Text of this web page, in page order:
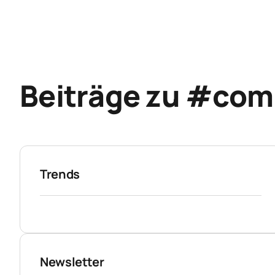
Beiträge zu
Trends
Newsletter